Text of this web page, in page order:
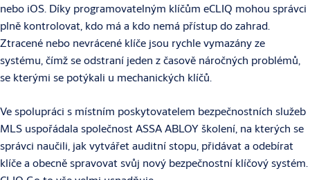
nebo iOS. Díky programovatelným klíčům eCLIQ mohou správci
plně kontrolovat, kdo má a kdo nemá přístup do zahrad.
Ztracené nebo nevrácené klíče jsou rychle vymazány ze
systému, čímž se odstraní jeden z časově náročných problémů,
se kterými se potýkali u mechanických klíčů.
Ve spolupráci s místním poskytovatelem bezpečnostních služeb
MLS uspořádala společnost ASSA ABLOY školení, na kterých se
správci naučili, jak vytvářet auditní stopu, přidávat a odebírat
klíče a obecně spravovat svůj nový bezpečnostní klíčový systém.